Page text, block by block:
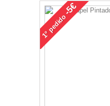
1°
pedido
-5€